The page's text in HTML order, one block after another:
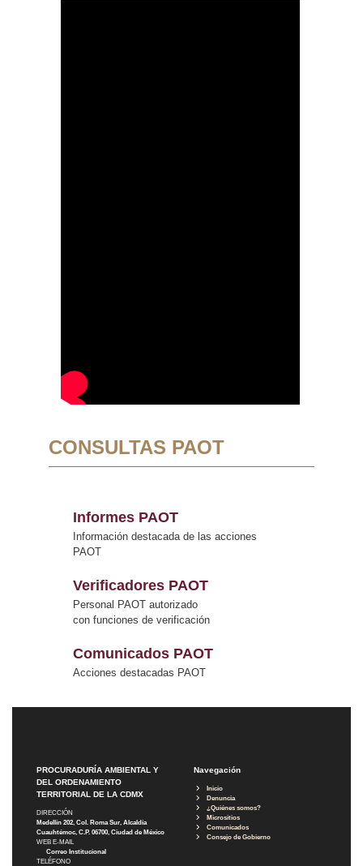
CONSULTAS PAOT
Informes PAOT
Información destacada de las acciones
PAOT
Verificadores PAOT
Personal PAOT autorizado
con funciones de verificación
Comunicados PAOT
Acciones destacadas PAOT
PROCURADURÍA AMBIENTAL Y
DEL ORDENAMIENTO
TERRITORIAL DE LA CDMX
DIRECCIÓN
Medellín 202, Col. Roma Sur, Alcaldía
Cuauhtémoc, C.P. 06700, Ciudad de México
WEB E-MAIL
Correo Institucional
TELÉFONO
Navegación
Inicio
Denuncia
¿Quiénes somos?
Micrositios
Comunicados
Consejo de Gobierno